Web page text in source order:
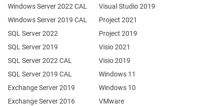
Exchange Server 2019
Exchange Server 2016
SQL Server 2022
SQL Server 2019
Windows Server 2022 CAL
Windows Server 2019 CAL
SQL Server 2022 CAL
SQL Server 2019 CAL
Visual Studio 2019
Project 2021
Project 2019
Visio 2021
Visio 2019
Windows 11
Windows 10
VMware